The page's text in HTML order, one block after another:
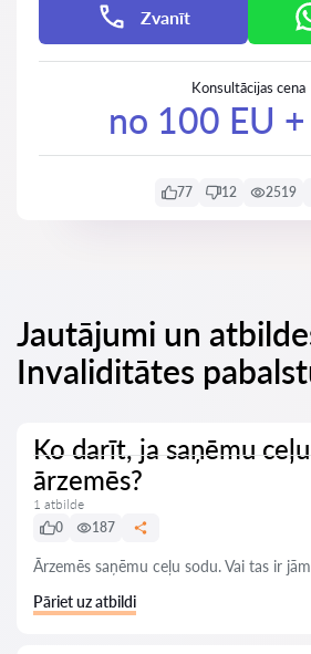
Zvanīt
Konsultācijas cena
no 100 EU
77 12 2519
Jautājumi un
Invaliditātes
Ko darīt, ja saņēmu
ārzemēs?
1 atbilde
0
187
Ārzemēs saņēmu ceļu sodu. Vai tas ir
Pāriet uz atbildi